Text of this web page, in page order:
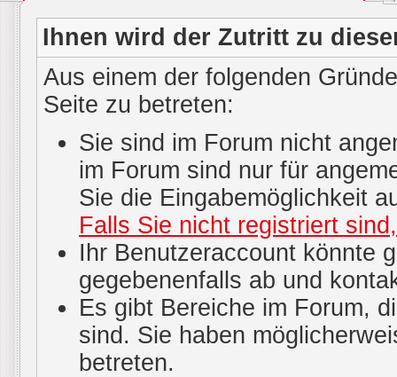
Ihnen wird der Zutritt zu
Aus einem der folgenden
Seite zu betreten:
Sie sind im Forum nicht
im Forum sind nur für
Sie die Eingabemöglichkeit
Falls Sie nicht registriert
Ihr Benutzeraccount könnte
gegebenenfalls ab und
Es gibt Bereiche im Forum,
sind. Sie haben
betreten.